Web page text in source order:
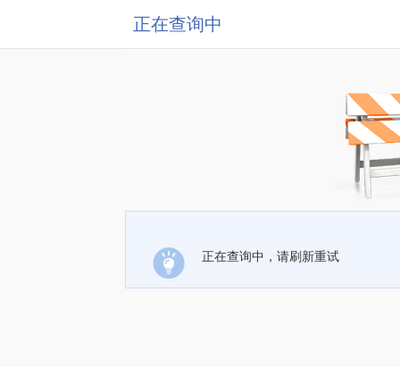
正在查询中
正在查询中，请刷新重试